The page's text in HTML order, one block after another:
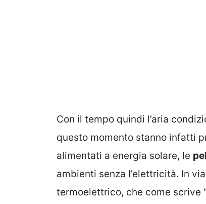
Con il tempo quindi l’aria
questo momento stanno infatti
alimentati a energia solare, le
ambienti senza l’elettricità. In
termoelettrico, che come scrive